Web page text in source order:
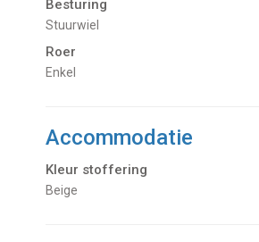
Besturing
Stuurwiel
Roer
Enkel
Accommodatie
Kleur stoffering
Beige